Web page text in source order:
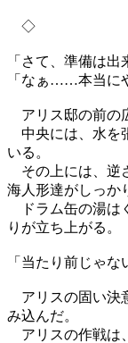
◇
「さて、準備は出
「なぁ……本当に
アリス邸の前の
中央には、水を
いる。
その上には、逆
海人形達がしっか
ドラム缶の湯は
りが立ち上がる。
「当たり前じゃ
アリスの固い決
み込んだ。
アリスの作戦は